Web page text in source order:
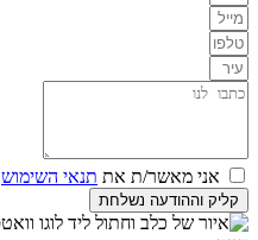
אני מאשר/ת את תנאי השימוש
קליק וההודעה נשלחת